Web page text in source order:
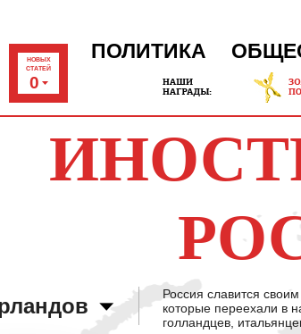
НОВЫХ
СТАТЕЙ
0
ПОЛИТИКА
Россия славится
которые переехали в
голландцев,